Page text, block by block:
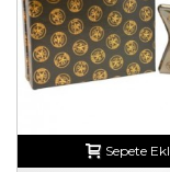
Sepete